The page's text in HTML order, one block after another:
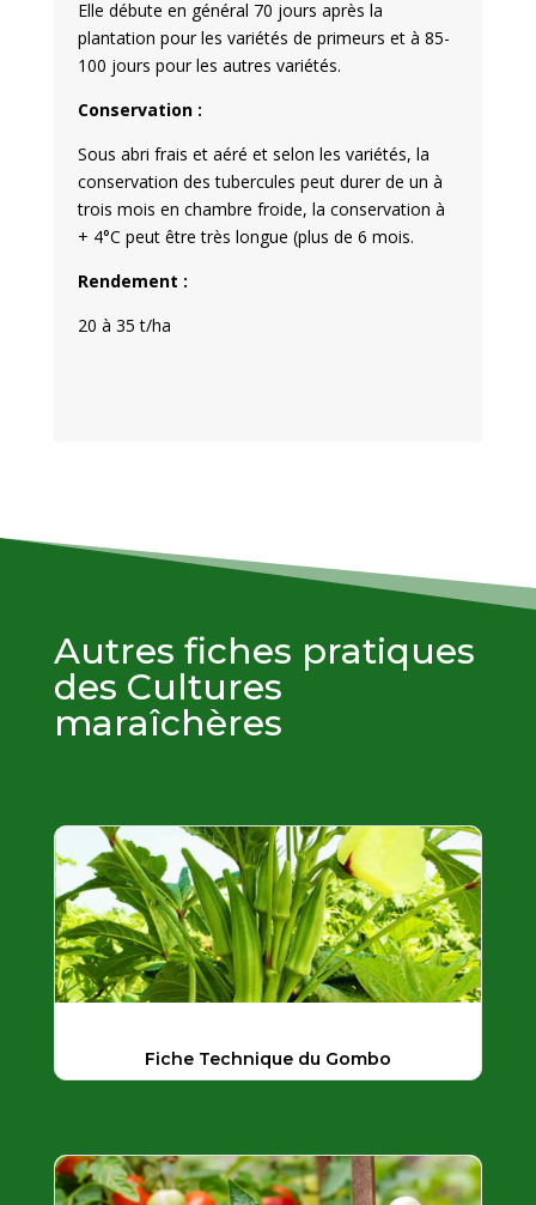
Elle débute en général 70 jours après la
plantation pour les variétés de primeurs et à 85-
100 jours pour les autres variétés.
Conservation :
Sous abri frais et aéré et selon les variétés, la
conservation des tubercules peut durer de un à
trois mois en chambre froide, la conservation à
+ 4°C peut être très longue (plus de 6 mois.
Rendement :
20 à 35 t/ha
Autres fiches pratiques
des Cultures
maraîchères
Fiche Technique du Gombo